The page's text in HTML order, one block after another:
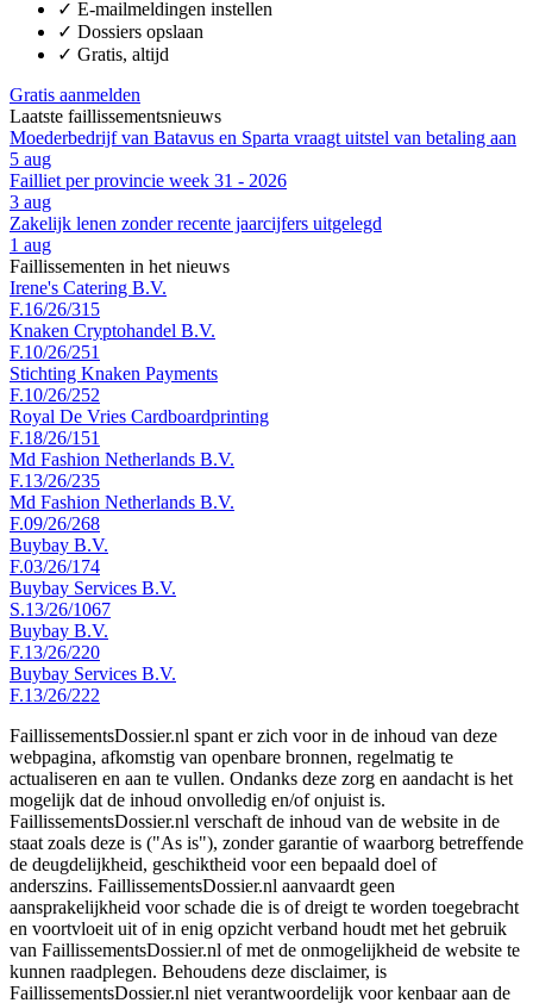
✓ E-mailmeldingen instellen
✓ Dossiers opslaan
✓ Gratis, altijd
Gratis aanmelden
Laatste faillissementsnieuws
Moederbedrijf van Batavus en Sparta vraagt uitstel van betaling aan
5 aug
Failliet per provincie week 31 - 2026
3 aug
Zakelijk lenen zonder recente jaarcijfers uitgelegd
1 aug
Faillissementen in het nieuws
Irene's Catering B.V.
F.16/26/315
Knaken Cryptohandel B.V.
F.10/26/251
Stichting Knaken Payments
F.10/26/252
Royal De Vries Cardboardprinting
F.18/26/151
Md Fashion Netherlands B.V.
F.13/26/235
Md Fashion Netherlands B.V.
F.09/26/268
Buybay B.V.
F.03/26/174
Buybay Services B.V.
S.13/26/1067
Buybay B.V.
F.13/26/220
Buybay Services B.V.
F.13/26/222
FaillissementsDossier.nl spant er zich voor in de inhoud van deze
webpagina, afkomstig van openbare bronnen, regelmatig te
actualiseren en aan te vullen. Ondanks deze zorg en aandacht is het
mogelijk dat de inhoud onvolledig en/of onjuist is.
FaillissementsDossier.nl verschaft de inhoud van de website in de
staat zoals deze is ("As is"), zonder garantie of waarborg betreffende
de deugdelijkheid, geschiktheid voor een bepaald doel of
anderszins. FaillissementsDossier.nl aanvaardt geen
aansprakelijkheid voor schade die is of dreigt te worden toegebracht
en voortvloeit uit of in enig opzicht verband houdt met het gebruik
van FaillissementsDossier.nl of met de onmogelijkheid de website te
kunnen raadplegen. Behoudens deze disclaimer, is
FaillissementsDossier.nl niet verantwoordelijk voor kenbaar aan de